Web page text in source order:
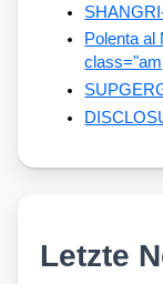
Polenta al
Letzte